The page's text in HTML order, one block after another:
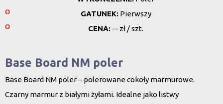
GATUNEK:Pierwszy
CENA: -- zł / szt.
Base Board NM poler
Base Board NM poler – polerowane cokoły marmurowe.
Czarny marmur z białymi żyłami. Idealne jako listwy